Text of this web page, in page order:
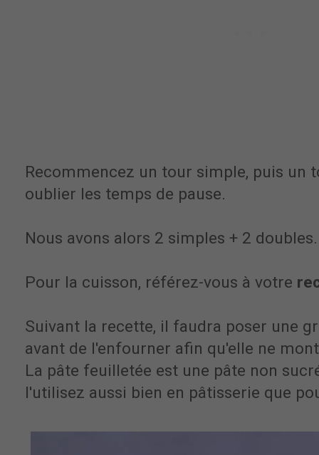
Recommencez un tour simple, puis un
oublier les temps de pause.
Nous avons alors 2 simples + 2 doubles.
Pour la cuisson, référez-vous à votre
Suivant la recette, il faudra poser une
avant de l'enfourner afin qu'elle ne
La pâte feuilletée est une pâte non
l'utilisez aussi bien en pâtisserie que